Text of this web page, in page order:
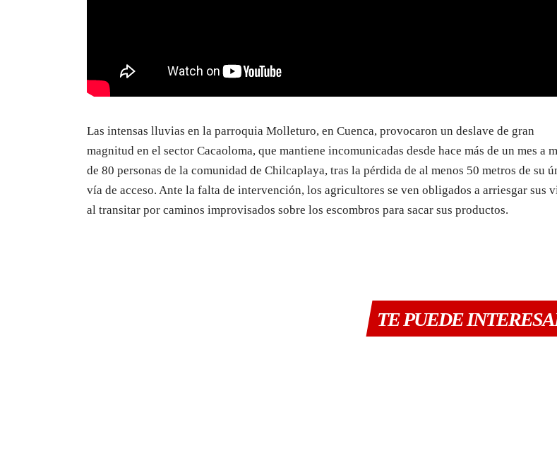
Las intensas lluvias en la parroquia Molleturo, en Cuenca, provocaron un deslave de gran
magnitud en el sector Cacaoloma, que mantiene incomunicadas desde hace más de un mes a
de 80 personas de la comunidad de Chilcaplaya, tras la pérdida de al menos 50 metros de su
vía de acceso. Ante la falta de intervención, los agricultores se ven obligados a arriesgar sus
al transitar por caminos improvisados sobre los escombros para sacar sus productos.
TE PUEDE